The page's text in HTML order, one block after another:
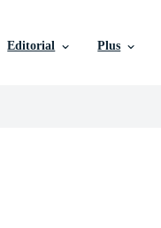
Editorial Plus